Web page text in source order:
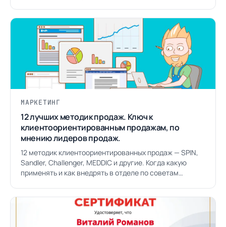
МАРКЕТИНГ
12 лучших методик продаж. Ключ к
клиентоориентированным продажам, по
мнению лидеров продаж.
12 методик клиентоориентированных продаж — SPIN,
Sandler, Challenger, MEDDIC и другие. Когда какую
применять и как внедрять в отделе по советам